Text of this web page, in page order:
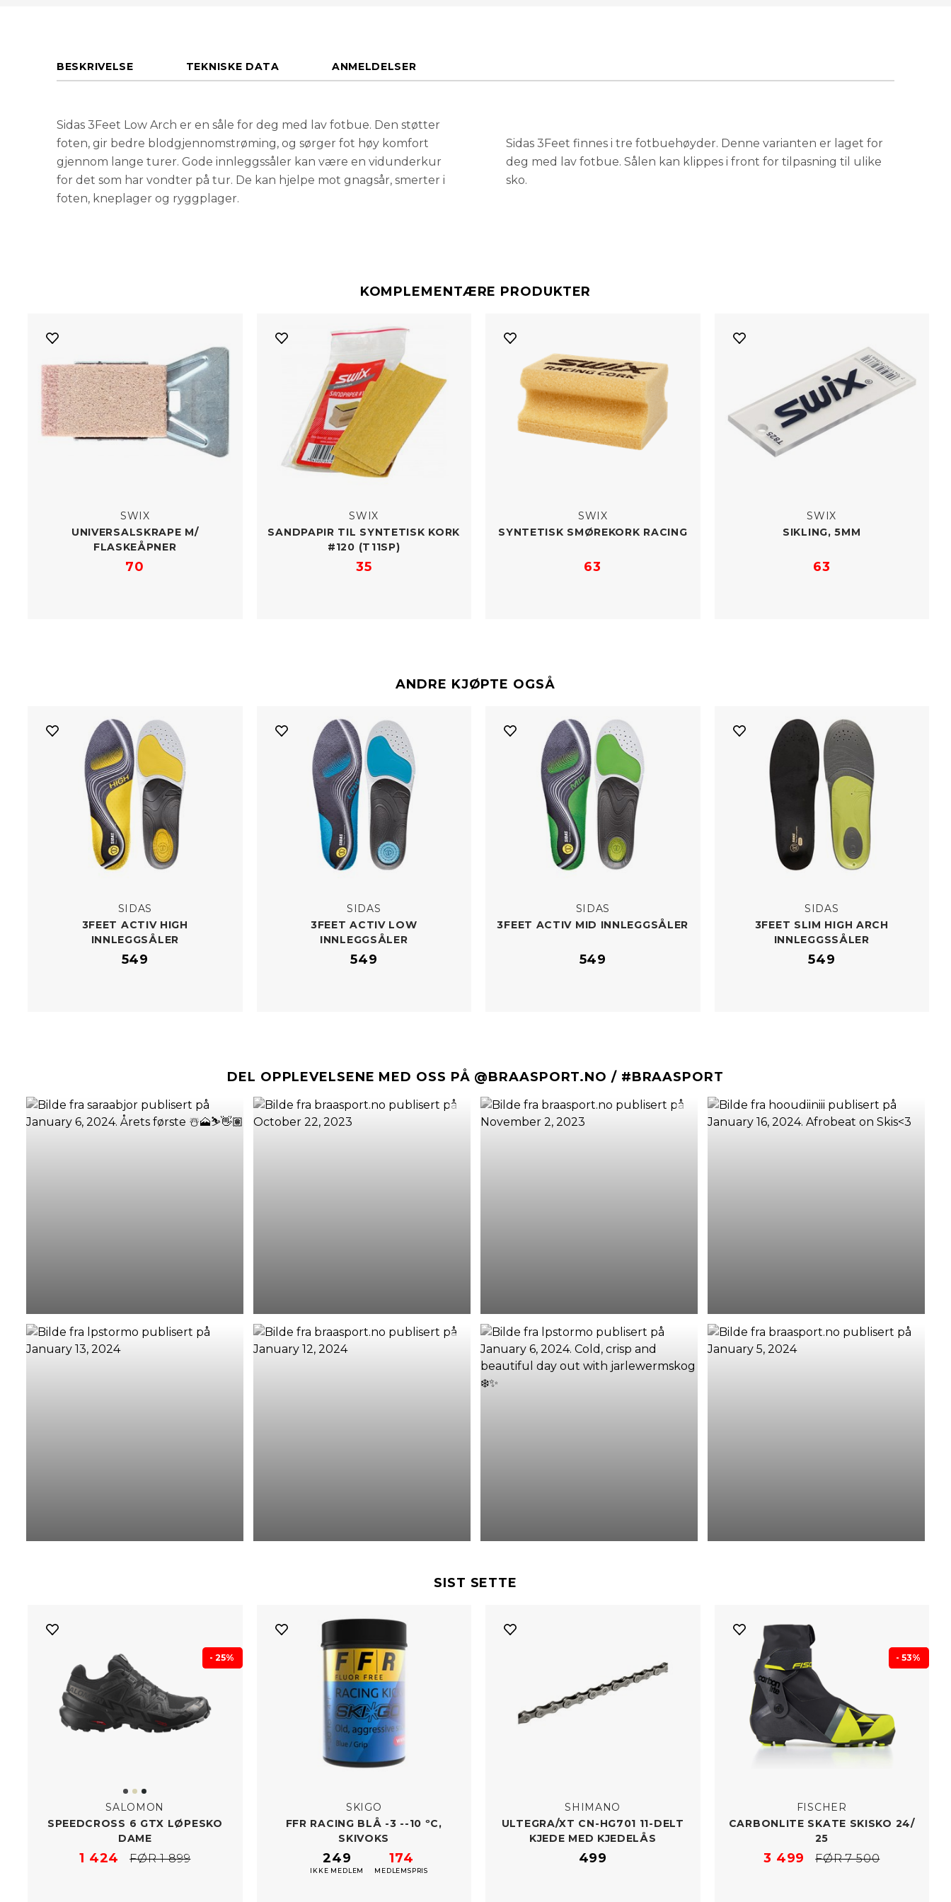
S: 37-38 Få påminnelse Utsolgt
BESKRIVELSE TEKNISKE DATA ANMELDELSER
Sidas 3Feet Low Arch er en såle for deg med lav fotbue. Den støtter
foten, gir bedre blodgjennomstrøming, og sørger fot høy komfort
gjennom lange turer. Gode innleggssåler kan være en vidunderkur
for det som har vondter på tur. De kan hjelpe mot gnagsår, smerter i
foten, kneplager og ryggplager.
Sidas 3Feet finnes i tre fotbuehøyder. Denne varianten er laget for
deg med lav fotbue. Sålen kan klippes i front for tilpasning til ulike
sko.
KOMPLEMENTÆRE PRODUKTER
SWIX
UNIVERSALSKRAPE M/​
FLASKEÅPNER
70
SWIX
SANDPAPIR TIL SYNTETISK KORK
#120 (T11SP)
35
SWIX
SYNTETISK SMØREKORK RACING
63
SWIX
SIKLING, 5MM
63
ANDRE KJØPTE OGSÅ
SIDAS
3FEET ACTIV HIGH
INNLEGGSÅLER
549
SIDAS
3FEET ACTIV LOW
INNLEGGSÅLER
549
SIDAS
3FEET ACTIV MID INNLEGGSÅLER
549
SIDAS
3FEET SLIM HIGH ARCH
INNLEGGSSÅLER
549
DEL OPPLEVELSENE MED OSS PÅ @BRAASPORT.NO / #BRAASPORT
SIST SETTE
- 25%
SALOMON
SPEEDCROSS 6 GTX LØPESKO
DAME
1 424 FØR 1 899
SKIGO
FFR RACING BLÅ -​3 --10 ºC,
SKIVOKS
249
IKKE MEDLEM
174
MEDLEMSPRIS
SHIMANO
ULTEGRA/​XT CN-​HG701 11-DELT
KJEDE MED KJEDELÅS
499
- 53%
FISCHER
CARBONLITE SKATE SKISKO 24/​
25
3 499 FØR 7 500